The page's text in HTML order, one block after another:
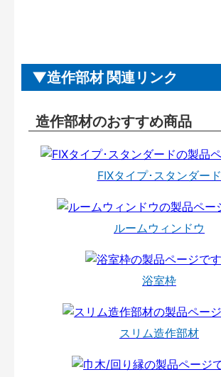
造作部材 関連リンク
造作部材のおすすめ商品
FIXタイプ･スタンダード
ルームウィンドウ
浴室枠
スリム造作部材